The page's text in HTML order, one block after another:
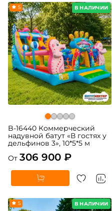
В НАЛИЧИИ
5
B-16440 Коммерческий
надувной батут «В гостях у
дельфинов 3», 10*5*5 м
От 306 900 ₽
В НАЛИЧИИ
5